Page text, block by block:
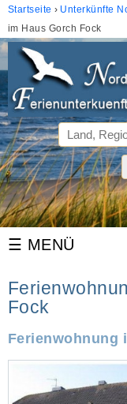
Startseite Unterkünfte
im Haus Gorch Fock
Fock
Ferienwohnung